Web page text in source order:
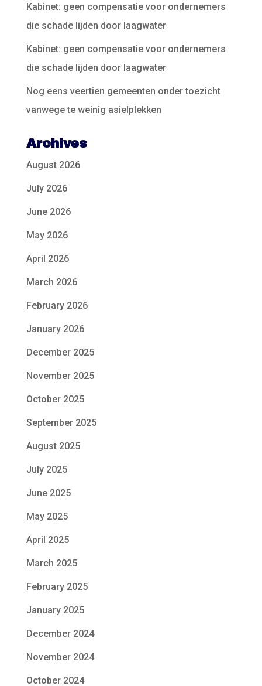
Kabinet: geen compensatie voor ondernemers
die schade lijden door laagwater
Kabinet: geen compensatie voor ondernemers
die schade lijden door laagwater
Nog eens veertien gemeenten onder toezicht
vanwege te weinig asielplekken
Archives
August 2026
July 2026
June 2026
May 2026
April 2026
March 2026
February 2026
January 2026
December 2025
November 2025
October 2025
September 2025
August 2025
July 2025
June 2025
May 2025
April 2025
March 2025
February 2025
January 2025
December 2024
November 2024
October 2024